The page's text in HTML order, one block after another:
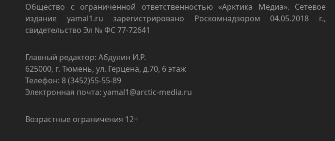
Общество с ограниченной ответственностью «Арктика Медиа». Сетевое
издание yamal1.ru зарегистрировано Роскомнадзором 04.05.2018 г.,
свидетельство Эл № ФС 77-72641
Главный редактор: Абдулин И.Р.
625000, г. Тюмень, ул. Герцена, д.70, 6 этаж
Телефон: 8 (3452)55-55-89
Электронная почта: yamal1@arctic-media.ru
Возрастные ограничения 12+